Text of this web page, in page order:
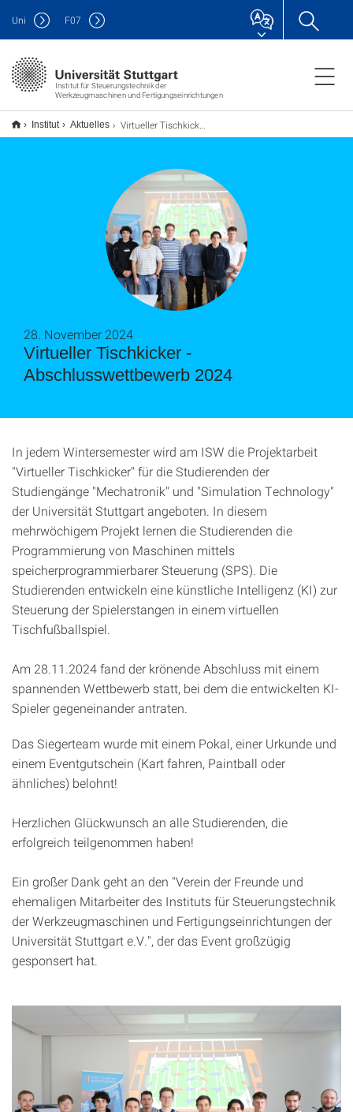
Institut für Steuerungstechnik der
Werkzeugmaschinen und Fertigungseinrichtungen
Uni F07
Institut Aktuelles Virtueller Tischkicker - Abschlusswettbewerb 2024
Virtueller Tischkicker -
Abschlusswettbewerb 2024
28. November 2024
In jedem Wintersemester wird am ISW die Projektarbeit
"Virtueller Tischkicker" für die Studierenden der
Studiengänge "Mechatronik" und "Simulation Technology"
der Universität Stuttgart angeboten. In diesem
mehrwöchigem Projekt lernen die Studierenden die
Programmierung von Maschinen mittels
speicherprogrammierbarer Steuerung (SPS). Die
Studierenden entwickeln eine künstliche Intelligenz (KI) zur
Steuerung der Spielerstangen in einem virtuellen
Tischfußballspiel.
Am 28.11.2024 fand der krönende Abschluss mit einem
spannenden Wettbewerb statt, bei dem die entwickelten KI-
Spieler gegeneinander antraten.
Das Siegerteam wurde mit einem Pokal, einer Urkunde und
einem Eventgutschein (Kart fahren, Paintball oder
ähnliches) belohnt!
Herzlichen Glückwunsch an alle Studierenden, die
erfolgreich teilgenommen haben!
Ein großer Dank geht an den "Verein der Freunde und
ehemaligen Mitarbeiter des Instituts für Steuerungstechnik
der Werkzeugmaschinen und Fertigungseinrichtungen der
Universität Stuttgart e.V.", der das Event großzügig
gesponsert hat.